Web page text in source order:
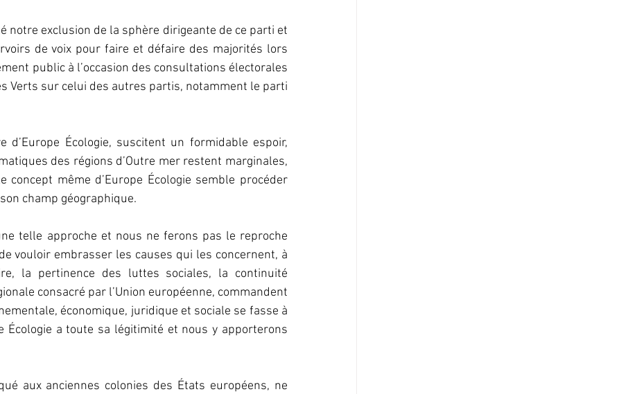
notre exclusion de la sphère dirigeante de ce parti et
de voix pour faire et défaire des majorités lors
public à l’occasion des consultations électorales
Verts sur celui des autres partis, notamment le parti
Écologie, suscitent un formidable espoir,
des régions d’Outre mer restent marginales,
même d’Europe Écologie semble procéder
champ géographique.
telle approche et nous ne ferons pas le reproche
vouloir embrasser les causes qui les concernent, à
la pertinence des luttes sociales, la continuité
consacré par l’Union européenne, commandent
économique, juridique et sociale se fasse à
Écologie a toute sa légitimité et nous y apporterons
aux anciennes colonies des États européens, ne